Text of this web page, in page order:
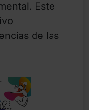
Este
de las